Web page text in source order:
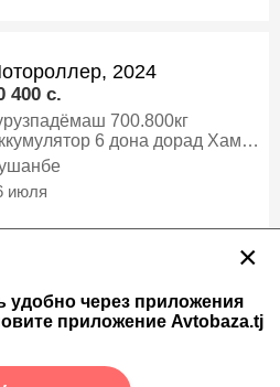
×
удобно через приложения
приложение Avtobaza.tj
2024
400 c.
700.800кг
6 дона дорад Хама
муравей дорам Сифаташ
ГАРАНТИЯ ДОРАД
Душанбе ПАЛИТЕХНИК,
июля
2022
c. Торг есть